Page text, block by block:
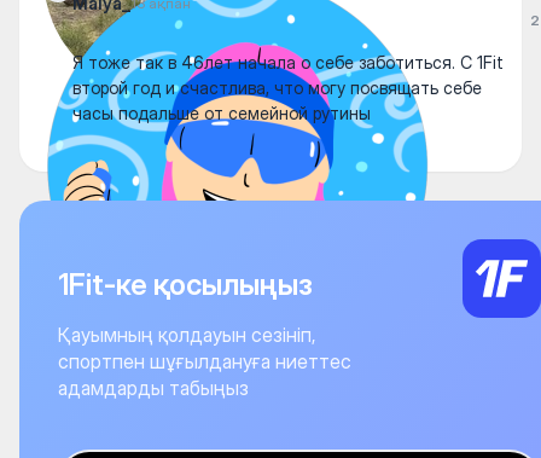
Я тоже так в 46лет начала о себе заботиться. С 1Fit
второй год и счастлива, что могу посвящать себе
часы подальше от семейной рутины
2
1Fit-ке қосылыңыз
Қауымның қолдауын сезініп,
спортпен шұғылдануға ниеттес
адамдарды табыңыз